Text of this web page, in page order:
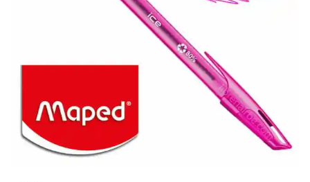
¿Contraseña perdida?